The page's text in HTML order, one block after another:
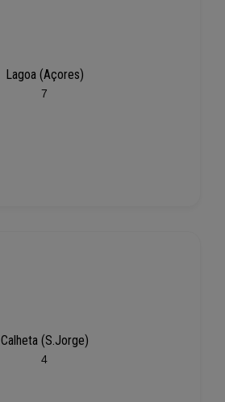
Lagoa (Açores)
7
Calheta (S.Jorge)
4